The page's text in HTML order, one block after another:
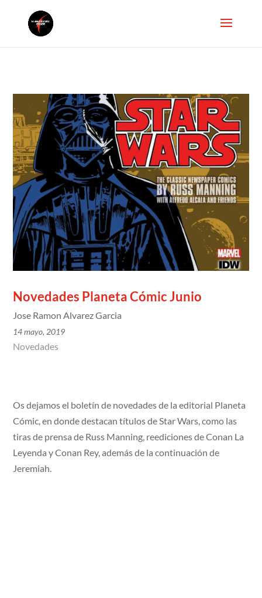
Novedades Planeta Cómic Junio
Jose Ramon Alvarez Garcia
14 mayo, 2019
Novedades
Os dejamos el boletín de novedades de la editorial Planeta
Cómic, en donde destacan títulos de Star Wars, como las
tiras de prensa de Russ Manning, reediciones de Conan La
Leyenda y Conan Rey, además de la continuación de
Jeremiah.